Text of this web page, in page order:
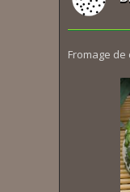
Fromage